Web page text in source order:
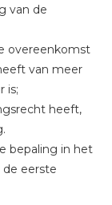
van de
overeenkomst
van meer
is;
heeft,
bepaling in het
de eerste